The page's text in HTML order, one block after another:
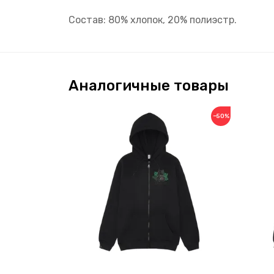
Состав: 80% хлопок, 20% полиэстр.
Аналогичные товары
−50%